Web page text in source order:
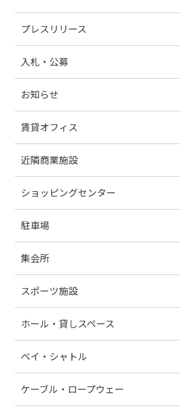
プレスリリース
入札・公募
お知らせ
賃貸オフィス
近隣商業施設
ショッピングセンター
駐車場
集会所
スポーツ施設
ホール・貸しスペース
ベイ・シャトル
ケーブル・ロープウェー